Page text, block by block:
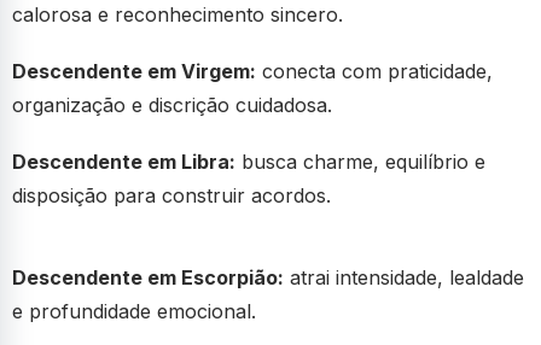
calorosa e reconhecimento sincero.
Descendente em Virgem: conecta com praticidade,
organização e discrição cuidadosa.
Descendente em Libra: busca charme, equilíbrio e
disposição para construir acordos.
Descendente em Escorpião: atrai intensidade, lealdade
e profundidade emocional.